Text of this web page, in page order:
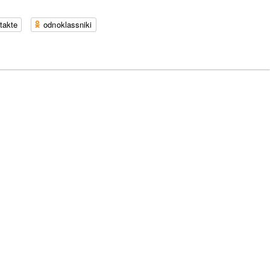
odnoklassniki